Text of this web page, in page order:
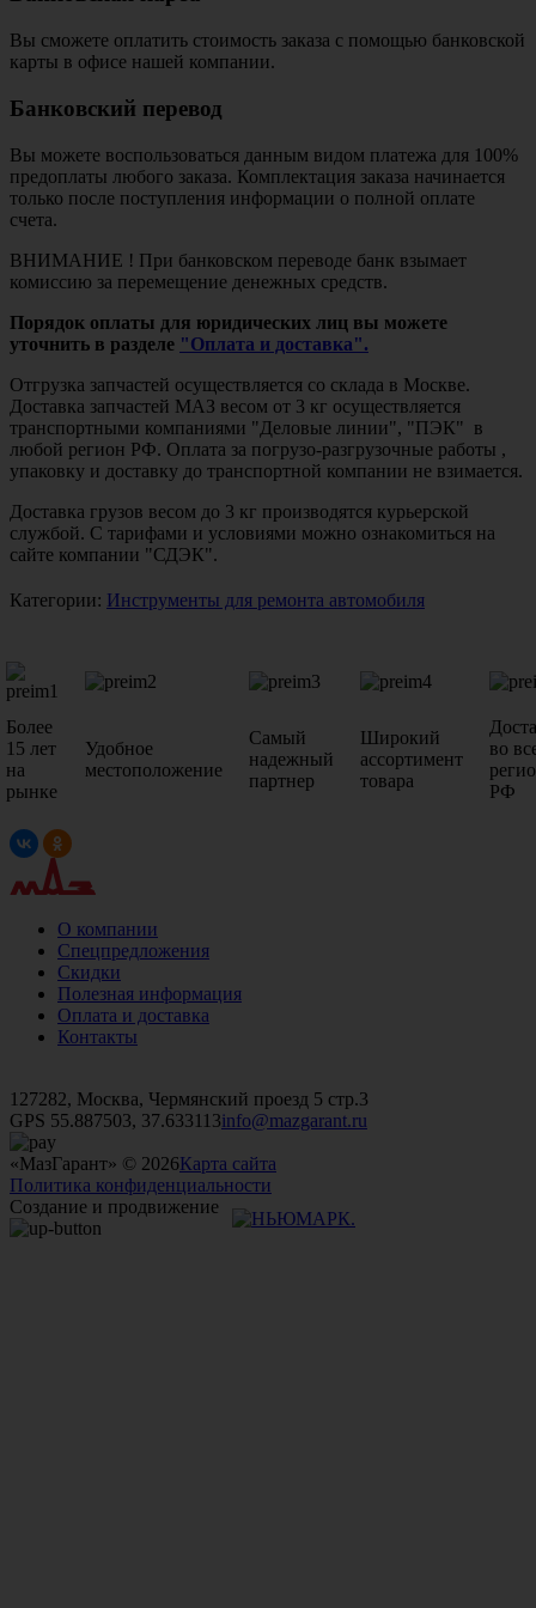
Вы сможете оплатить стоимость заказа с помощью банковской
карты в офисе нашей компании.
Банковский перевод
Вы можете воспользоваться данным видом платежа для 100%
предоплаты любого заказа. Комплектация заказа начинается
только после поступления информации о полной оплате
счета.
ВНИМАНИЕ ! При банковском переводе банк взымает
комиссию за перемещение денежных средств.
Порядок оплаты для юридических лиц вы можете
уточнить в разделе "Оплата и доставка".
Отгрузка запчастей осуществляется со склада в Москве.
Доставка запчастей МАЗ весом от 3 кг осуществляется
транспортными компаниями "Деловые линии", "ПЭК" в
любой регион РФ. Оплата за погрузо-разгрузочные работы ,
упаковку и доставку до транспортной компании не взимается.
Доставка грузов весом до 3 кг производятся курьерской
службой. С тарифами и условиями можно ознакомиться на
сайте компании "СДЭК".
Категории: Инструменты для ремонта автомобиля
Более
15 лет
на
рынке
Удобное
местоположение
Самый
надежный
партнер
Широкий
ассортимент
товара
во
РФ
О компании
Спецпредложения
Скидки
Полезная информация
Оплата и доставка
Контакты
127282, Москва, Чермянский проезд 5 стр.3
GPS 55.887503, 37.633113info@mazgarant.ru
«МазГарант» © 2026Карта сайта
Политика конфиденциальности
Создание и продвижение